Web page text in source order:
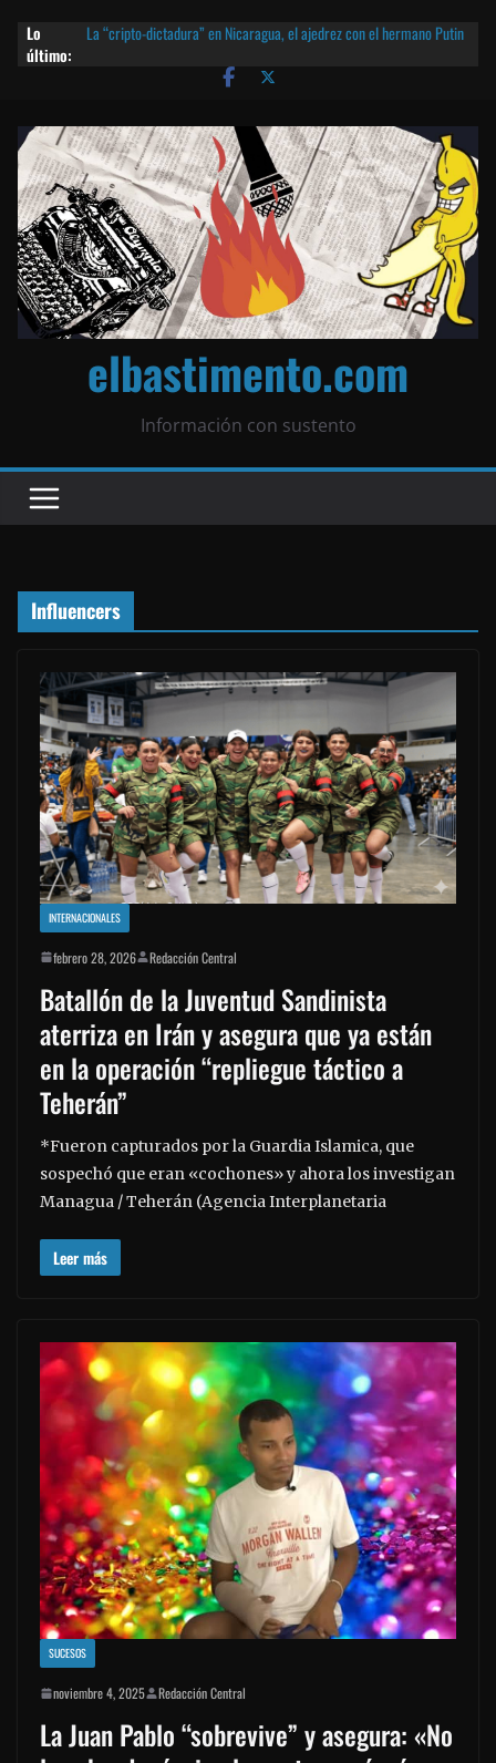
Lo
último:
La “cripto-dictadura” en Nicaragua, el ajedrez con el hermano Putin
Agarrá tu POLLO FRITO, vamos a la dictadura ETERNA | ¡O lo que
¡El partido único! Nicaragua, la Corea del Norte con queso frito y el
Batman de Matagalpa
Las mentiras del Cardenal Leopoldo Brenes con el Papa
¿Piratas de El Carmen en la India? El barco fantasma de Nicaragua |
¡O lo que queda!
elbastimento.com
Información con sustento
Influencers
INTERNACIONALES
febrero 28, 2026 Redacción Central
Batallón de la Juventud Sandinista
aterriza en Irán y asegura que ya están
en la operación “repliegue táctico a
Teherán”
*Fueron capturados por la Guardia Islamica, que
sospechó que eran «cochones» y ahora los investigan
Managua / Teherán (Agencia Interplanetaria
Leer más
SUCESOS
noviembre 4, 2025 Redacción Central
La Juan Pablo “sobrevive” y asegura: «No